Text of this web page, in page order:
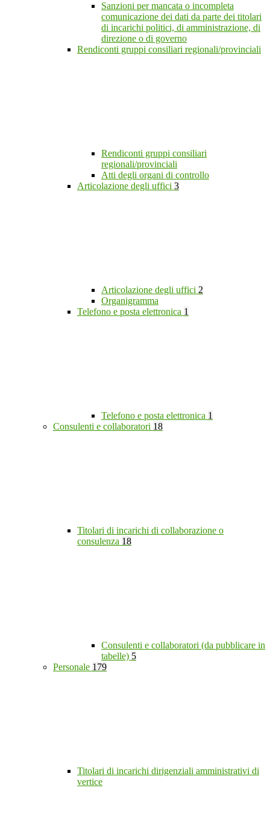
Sanzioni per mancata o incompleta
comunicazione dei dati da parte dei titolari
di incarichi politici, di amministrazione, di
direzione o di governo
Rendiconti gruppi consiliari regionali/provinciali
Rendiconti gruppi consiliari
regionali/provinciali
Atti degli organi di controllo
Articolazione degli uffici 3
Articolazione degli uffici 2
Organigramma
Telefono e posta elettronica 1
Telefono e posta elettronica 1
Consulenti e collaboratori 18
Titolari di incarichi di collaborazione o
consulenza 18
Consulenti e collaboratori (da pubblicare in
tabelle) 5
Personale 179
Titolari di incarichi dirigenziali amministrativi di
vertice